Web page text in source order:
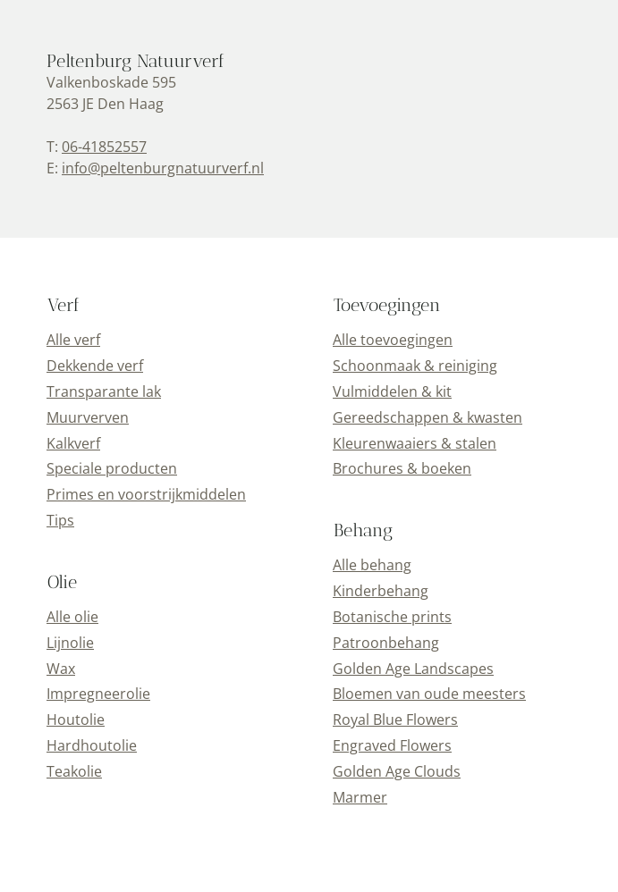
Peltenburg Natuurverf
Valkenboskade 595
2563 JE Den Haag
T: 06-41852557
E: info@peltenburgnatuurverf.nl
Verf
Alle verf
Dekkende verf
Transparante lak
Muurverven
Kalkverf
Speciale producten
Primes en voorstrijkmiddelen
Tips
Olie
Alle olie
Lijnolie
Wax
Impregneerolie
Houtolie
Hardhoutolie
Teakolie
Toevoegingen
Alle toevoegingen
Schoonmaak & reiniging
Vulmiddelen & kit
Gereedschappen & kwasten
Kleurenwaaiers & stalen
Brochures & boeken
Behang
Alle behang
Kinderbehang
Botanische prints
Patroonbehang
Golden Age Landscapes
Bloemen van oude meesters
Royal Blue Flowers
Engraved Flowers
Golden Age Clouds
Marmer